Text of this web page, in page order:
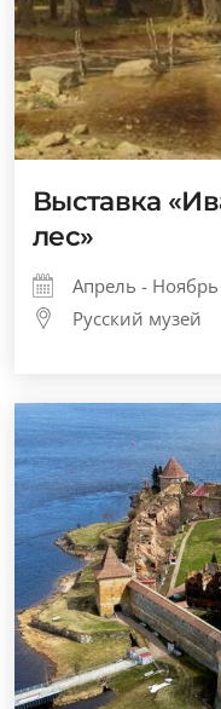
Выставка
лес»
Апрель -
Русский музей